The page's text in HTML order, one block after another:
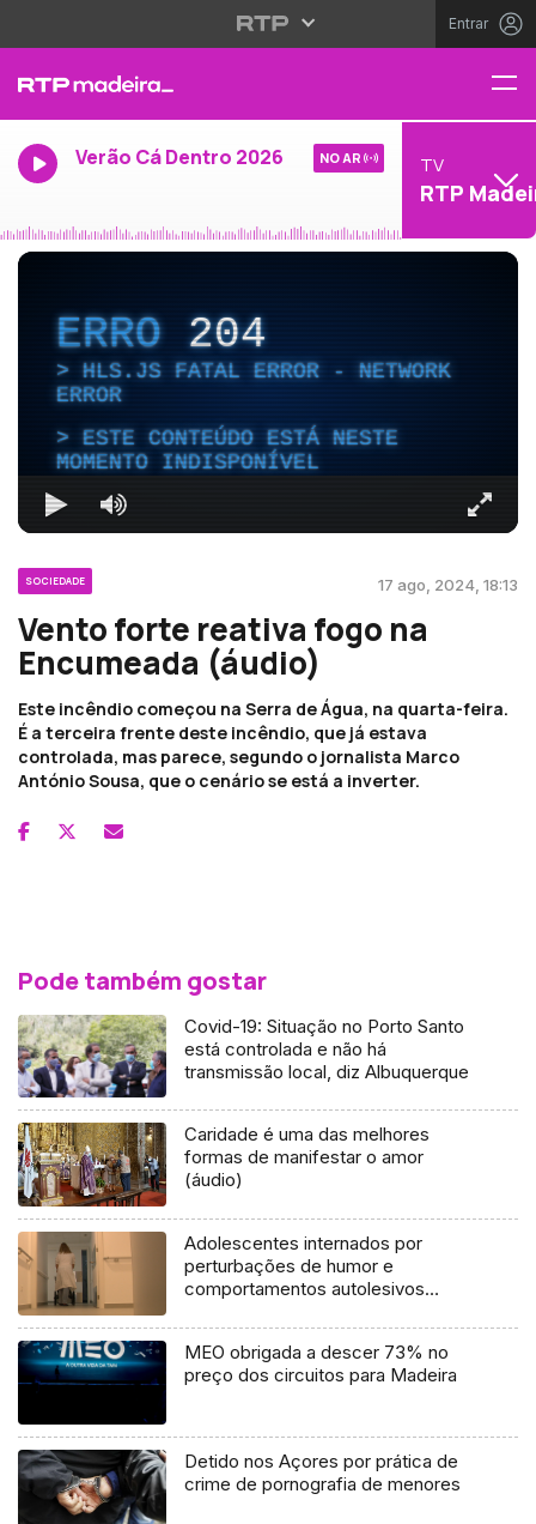
Entrar
Verão Cá Dentro 2026 NO AR TV
RTP
ERRO204
HLS.JS FATAL ERROR - NETWORK
ERROR
ESTE CONTEÚDO ESTÁ NESTE
MOMENTO INDISPONÍVEL
SOCIEDADE 17 ago, 2024, 18:13
Vento forte reativa fogo na
Encumeada (áudio)
Este incêndio começou na Serra de Água, na quarta-feira.
É a terceira frente deste incêndio, que já estava
controlada, mas parece, segundo o jornalista Marco
António Sousa, que o cenário se está a inverter.
Pode também gostar
Covid-19: Situação no Porto Santo
está controlada e não há
transmissão local, diz Albuquerque
Caridade é uma das melhores
formas de manifestar o amor
(áudio)
Adolescentes internados por
perturbações de humor e
comportamentos autolesivos
MEO obrigada a descer 73% no
preço dos circuitos para Madeira
Detido nos Açores por prática de
crime de pornografia de menores